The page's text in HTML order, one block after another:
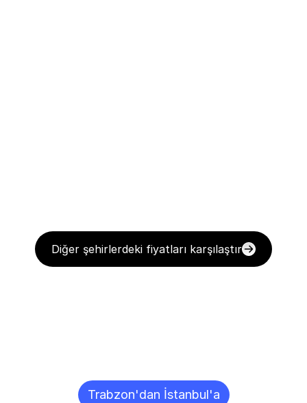
Diğer şehirlerdeki fiyatları karşılaştır
Trabzon'dan İstanbul'a